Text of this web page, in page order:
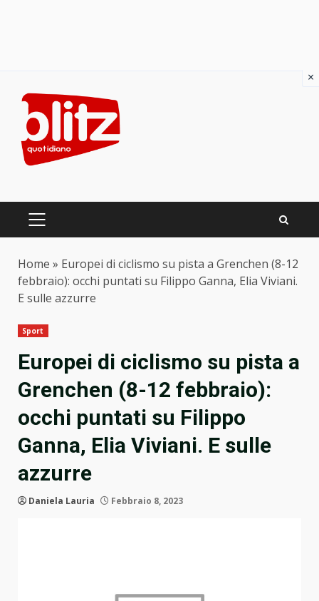
content
PRIMARY
Home » Europei di ciclismo su pista a Grenchen (8-12
febbraio): occhi puntati su Filippo Ganna, Elia Viviani.
E sulle azzurre
Sport
Europei di ciclismo su pista a
Grenchen (8-12 febbraio):
occhi puntati su Filippo
Ganna, Elia Viviani. E sulle
azzurre
Daniela Lauria Febbraio 8, 2023
×